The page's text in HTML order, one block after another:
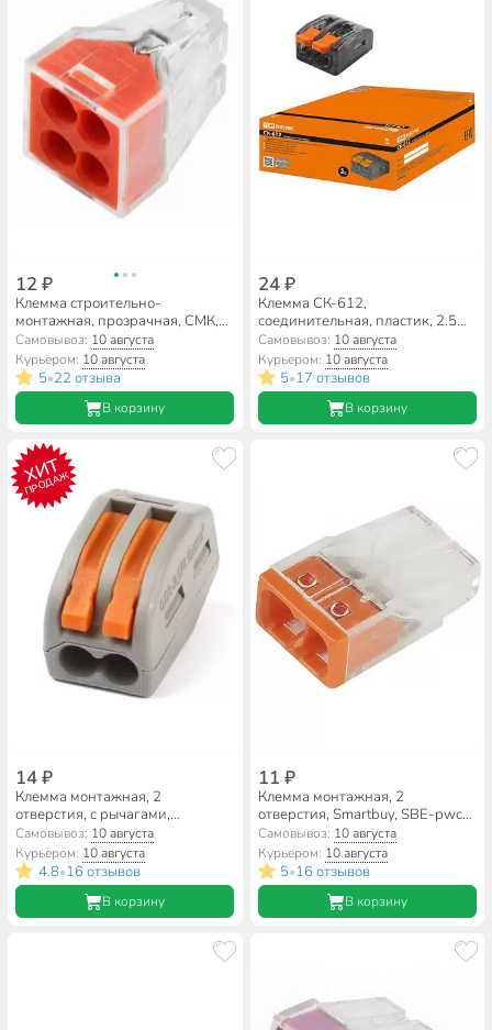
12 ₽
Клемма строительно-
монтажная, прозрачная, СМК,
4-проводная, 0.75-2.5 мм²,
General Lighting Systems,
800488
Самовывоз: 10 августа
Курьером: 10 августа
5•22 отзыва
В корзину
24 ₽
Клемма СК-612,
соединительная, пластик, 2.5
мм², TDM Electric, SQ0527-0021
Самовывоз: 10 августа
Курьером: 10 августа
5•17 отзывов
В корзину
ХИТ
ПРОДАЖ
14 ₽
Клемма монтажная, 2
отверстия, с рычагами,
Smartbuy, SBE-cwcc-2
Самовывоз: 10 августа
Курьером: 10 августа
4.8•16 отзывов
В корзину
11 ₽
Клемма монтажная, 2
отверстия, Smartbuy, SBE-pwco-
2
Самовывоз: 10 августа
Курьером: 10 августа
5•16 отзывов
В корзину